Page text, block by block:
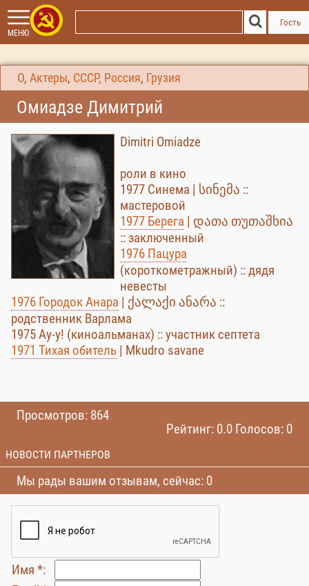
МЕНЮ
Гость
О, Актеры, СССР, Россия, Грузия
Омиадзе Димитрий
Dimitri Omiadze
роли в кино
1977 Синема | სინემა ::
мастеровой
1977 Берега | დათა თუთაშხია
:: заключенный
1976 Пацура
(короткометражный) :: дядя
невесты
1976 Городок Анара | ქალაქი ანარა ::
родственник Варлама
1975 Ау-у! (киноальманах) :: участник септета
1971 Тихая обитель | Mkudro savane
Просмотров: 864
Рейтинг: 0.0 Голосов: 0
НОВОСТИ ПАРТНЕРОВ
Мы рады вашим отзывам, сейчас: 0
Имя *: